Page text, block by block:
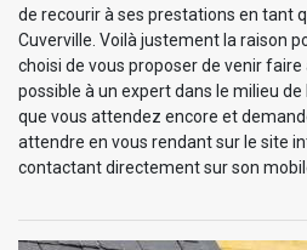
de recourir à ses prestations en tant
Cuverville. Voilà justement la raison
choisi de vous proposer de venir
possible à un expert dans le milieu de
que vous attendez encore et
attendre en vous rendant sur le site
contactant directement sur son